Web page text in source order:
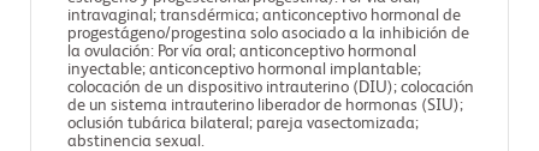
intravaginal; transdérmica; anticonceptivo hormonal de
progestágeno/progestina solo asociado a la inhibición de
la ovulación: Por vía oral; anticonceptivo hormonal
inyectable; anticonceptivo hormonal implantable;
colocación de un dispositivo intrauterino (DIU); colocación
de un sistema intrauterino liberador de hormonas (SIU);
oclusión tubárica bilateral; pareja vasectomizada;
abstinencia sexual.